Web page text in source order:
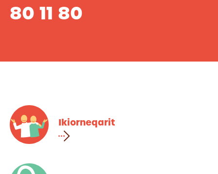
80 11 80
Ikiorneqarit